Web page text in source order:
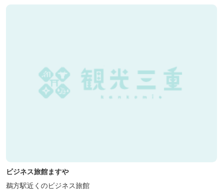
ビジネス旅館ますや
鵜方駅近くのビジネス旅館